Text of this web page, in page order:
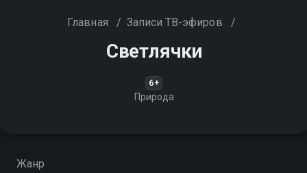
Главная / Записи ТВ-эфиров /
Светлячки
6+
Природа
Жанр